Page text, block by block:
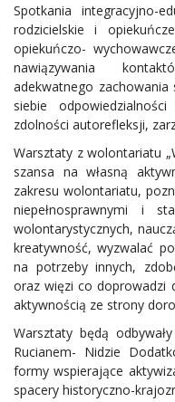
Spotkania integracyjno-
rodzicielskie i
opiekuńczo-
nawiązywania
adekwatnego
siebie
zdolności autorefleksji,
Warsztaty z wolontariatu
szansa na własną
zakresu wolontariatu,
niepełnosprawnymi i
wolontarystycznych,
kreatywność, wyzwalać
na potrzeby innych,
oraz więzi co doprowadzi
aktywnością ze strony
Warsztaty będą
Rucianem- Nidzie
formy wspierające
spacery historyczno-